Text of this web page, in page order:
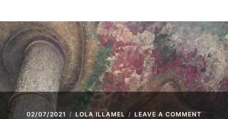
BLOG
ACCESO SOCIAS
CONTACTO
02/07/2021 LOLA ILLAMEL LEAVE A COMMENTON